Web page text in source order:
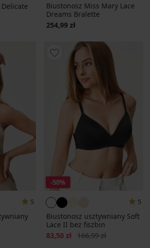
Biustonosz Miss Mary Lace
Dreams Bralette
254,99 zł
5
-50%
5
Biustonosz usztywniany Soft
Lace II bez fiszbin
Zniżka
83,50 zł Pierwotna cena
166,99 zł